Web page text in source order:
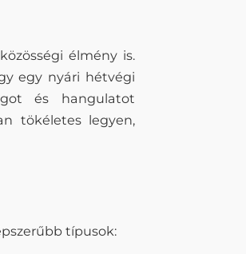
élmény is.
egy nyári hétvégi
és hangulatot
tökéletes legyen,
típusok: